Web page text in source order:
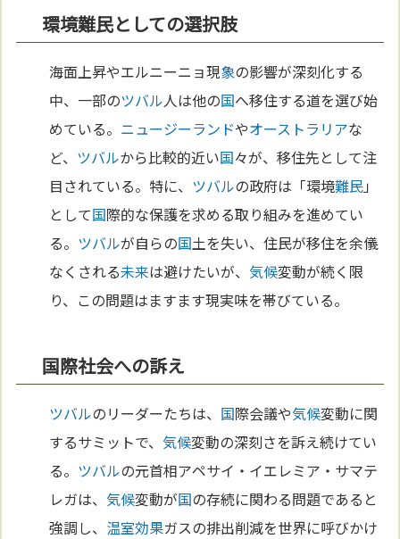
環境難民としての選択肢
海面上昇やエルニーニョ現象の影響が深刻化する
中、一部のツバル人は他の国へ移住する道を選び始
めている。 ニュージーランドやオーストラリアな
ど、 ツバルから比較的近い国々が、移住先として注
目されている。特に、 ツバルの政府は「環境難民」
として国際的な保護を求める取り組みを進めてい
る。 ツバルが自らの国土を失い、住民が移住を余儀
なくされる未来は避けたいが、気候変動が続く限
り、この問題はますます現実味を帯びている。
国際社会への訴え
ツバルのリーダーたちは、 国際会議や気候変動に関
するサミットで、気候変動の深刻さを訴え続けてい
る。 ツバルの元首相アペサイ・イエレミア・サマテ
レガは、気候変動が国の存続に関わる問題であると
強調し、 温室効果ガスの排出削減を世界に呼びかけ